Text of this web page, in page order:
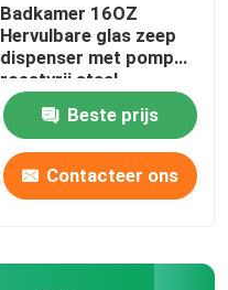
Badkamer 16OZ
Hervulbare glas zeep
dispenser met pomp
roestvrij staal
Beste prijs
Contacteer ons